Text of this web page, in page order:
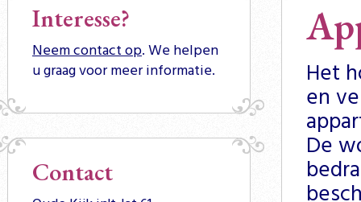
Interesse?
Neem contact op. We helpen
u graag voor meer informatie.
Contact
Het
en
De